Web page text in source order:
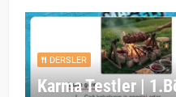
DERSLER
Karma Testler |